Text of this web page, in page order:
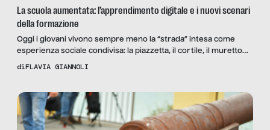
La scuola aumentata: l’apprendimento digitale e i nuovi scenari
della formazione
Oggi i giovani vivono sempre meno la “strada” intesa come
esperienza sociale condivisa: la piazzetta, il cortile, il muretto
sono sostituiti dagli ambienti social, dagli instant messaging, dai
immerso nel suo mondo digitale. Anche le esperienze di […]
diFLAVIA GIANNOLI